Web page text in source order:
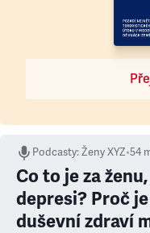
Podcasty:Ženy XYZ•54
Co to je za
depresi? Proč
duševní zdraví